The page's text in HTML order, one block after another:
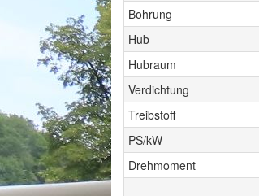
Bohrung
Hub
Hubraum
Verdichtung
Treibstoff
PS/kW
Drehmoment